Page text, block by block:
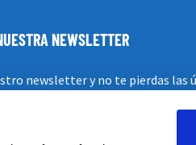
NEWSLETTER
newsletter y no te pierdas las